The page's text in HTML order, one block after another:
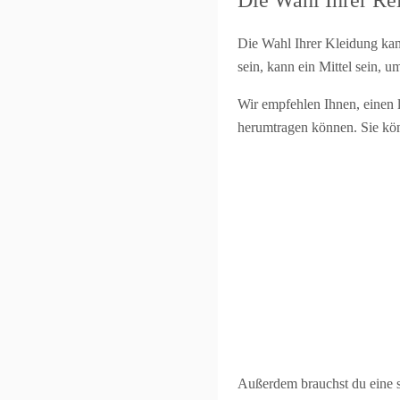
Die Wahl Ihrer Kleidung
sein, kann ein Mittel sein,
Wir empfehlen Ihnen, einen
herumtragen können. Sie
Außerdem brauchst du